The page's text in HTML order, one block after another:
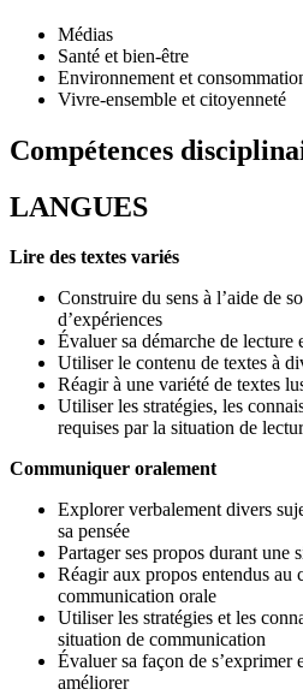
Médias
Santé et bien-être
Environnement et
Vivre-ensemble et citoyenneté
Compétences
LANGUES
Lire des textes variés
Construire du sens à l’aide de
d’expériences
Évaluer sa démarche de lecture
Utiliser le contenu de textes à
Réagir à une variété de textes
Utiliser les stratégies, les
requises par la situation de
Communiquer oralement
Explorer verbalement divers
sa pensée
Partager ses propos durant une
Réagir aux propos entendus au
communication orale
Utiliser les stratégies et les
situation de communication
Évaluer sa façon de s’exprimer
améliorer